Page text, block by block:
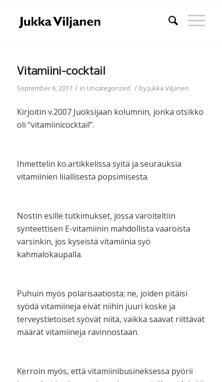
Vitamiini-cocktail
September 6, 2017 / in Uncategorized / byJukka Viljanen
Kirjoitin v.2007 Juoksijaan kolumnin, jonka otsikko
oli “vitamiinicocktail”.
Ihmettelin ko.artikkelissa syitä ja seurauksia
vitamiinien liiallisesta popsimisesta.
Nostin esille tutkimukset, jossa varoiteltiin
synteettisen E-vitamiinin mahdollista vaaroista
varsinkin, jos kyseistä vitamiinia syö
kahmalokaupalla.
Puhuin myös polarisaatiosta; ne, joiden pitäisi
syödä vitamiineja eivät niihin juuri koske ja
terveystietoiset syövät niitä, vaikka saavat riittävät
määrät vitamiineja ravinnostaan.
Kerroin myös, että vitamiinibusineksessa pyörii